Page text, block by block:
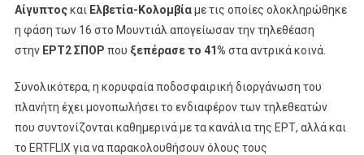
Και
65%
Στα
Κανάλια
Αίγυπτοςκαι Ελβετία-Κολομβίαμε τις οποίες ολοκληρώθηκε
η φάση των 16 στο Μουντιάλ απογείωσαν την τηλεθέαση
στην ΕΡΤ2 ΣΠΟΡ που ξεπέρασε το 41% στα αντρικά κοινά.
Συνολικότερα, η κορυφαία ποδοσφαιρική διοργάνωση του
πλανήτη έχει μονοπωλήσει το ενδιαφέρον των τηλεθεατών
που συντονίζονται καθημερινά με τα κανάλια της ΕΡΤ, αλλά και
το ERTFLIX για να παρακολουθήσουν όλους τους